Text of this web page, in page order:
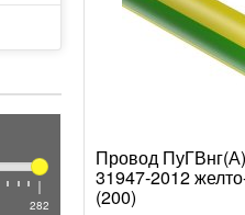
282
Провод
31947-2012
(200)